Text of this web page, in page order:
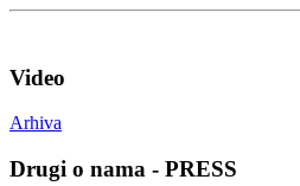
Video
Arhiva
Drugi o nama - PRESS